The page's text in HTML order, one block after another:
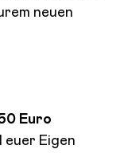
neuen
Euro
euer Eigen